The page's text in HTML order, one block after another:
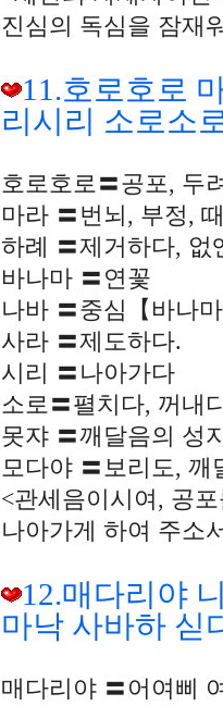
진심의 독심을 잠재
11.호로호로
리시리 소로소
호로호로〓공포, 두
마라 〓번뇌, 부정,
하례 〓제거하다, 없
바나마 〓연꽃
나바 〓중심【바나
사라 〓제도하다.
시리 〓나아가다
소로〓펼치다, 꺼내
못쟈 〓깨달음의 성
모다야 〓보리도, 깨
<관세음이시여, 공
나아가게 하여 주소
12.매다리야
마낙 사바하 싣
매다리야 〓어여삐